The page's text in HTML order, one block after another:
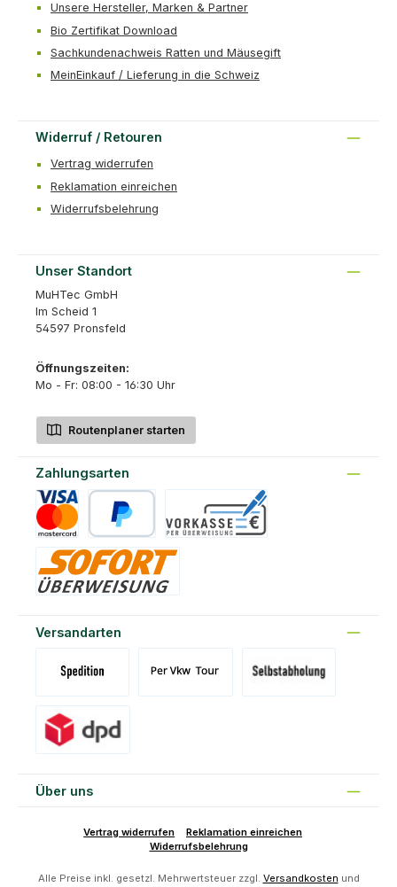
Unsere Hersteller, Marken & Partner
Bio Zertifikat Download
Sachkundenachweis Ratten und Mäusegift
MeinEinkauf / Lieferung in die Schweiz
Widerruf / Retouren
Vertrag widerrufen
Reklamation einreichen
Widerrufsbelehrung
Unser Standort
MuHTec GmbH
Im Scheid 1
54597 Pronsfeld
Öffnungszeiten:
Mo - Fr: 08:00 - 16:30 Uhr
Routenplaner starten
Zahlungsarten
Versandarten
Über uns
Vertrag widerrufen
Reklamation einreichen
Widerrufsbelehrung
Alle Preise inkl. gesetzl. Mehrwertsteuer zzgl. Versandkosten und